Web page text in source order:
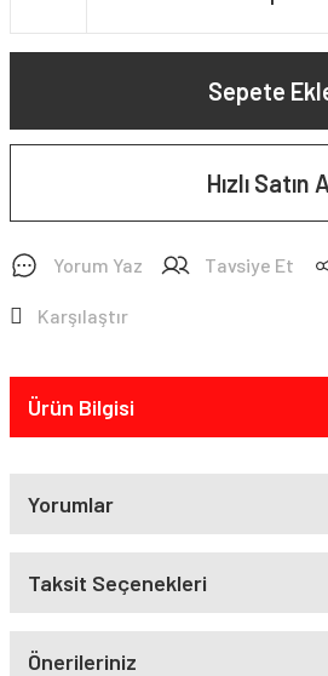
Sepete
Hızlı Satın
Yorum Yaz Tavsiye Et
Karşılaştır
Ürün Bilgisi
Yorumlar
Taksit Seçenekleri
Önerileriniz